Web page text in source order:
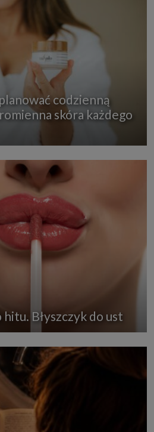
codzienną
skóra każdego
Błyszczyk do ust